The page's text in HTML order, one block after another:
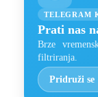
TELEGRAM
Prati nas
Brze
filtriranja.
Pridruži se